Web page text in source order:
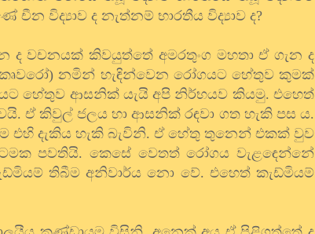
විද්‍යාව ද නැත්නම් භාරතීය විද්‍යාව ද?
වචනයක් කිවයුත්තේ අමරතුංග මහතා ඒ ගැන ද
නමින් හැඳින්වෙන රෝගයට හේතුව කුමක්
හේතුව ආසනික් යැයි අපි නිර්භයව කියමු. එහෙත්
ඒ කිවුල් ජලය හා ආසනික් රඳවා ගත හැකි පස ය.
එහි දැකිය හැකි බැවිනි. ඒ හේතු තුනෙන් එකක් වුව
පවතියි. කෙසේ වෙතත් රෝගය වැළඳෙන්නේ
තිබීම අනිවාර්ය නො වේ. එහෙත් කැඩ්මියම්